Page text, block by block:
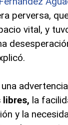
perversa,
vital, y
libres, la
y la